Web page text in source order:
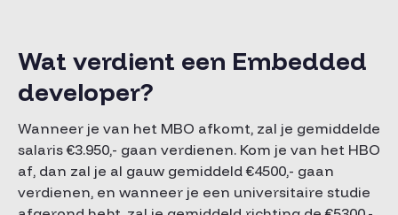
Wat verdient een Embedded
developer?
Wanneer je van het MBO afkomt, zal je gemiddelde
salaris €3.950,- gaan verdienen. Kom je van het HBO
af, dan zal je al gauw gemiddeld €4500,- gaan
verdienen, en wanneer je een universitaire studie